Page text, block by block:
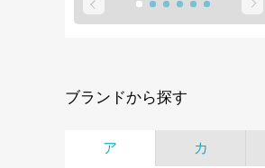
ブランドから探す
ア カ